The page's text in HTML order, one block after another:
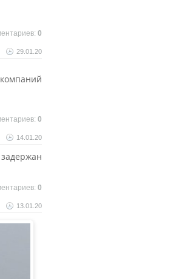
0
29.01.20
0
14.01.20
0
13.01.20